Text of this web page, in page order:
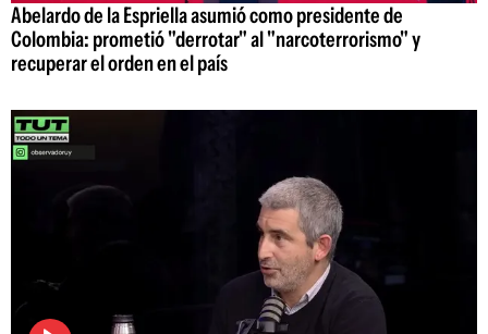
Abelardo de la Espriella asumió como presidente de
Colombia: prometió "derrotar" al "narcoterrorismo" y
recuperar el orden en el país